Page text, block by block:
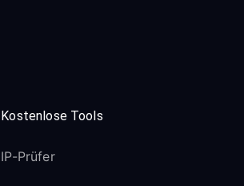
Kostenlose Tools
IP-Prüfer